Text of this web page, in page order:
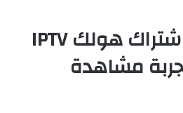
أفضل وأرخص اشتراك هولك IPTV
مشاهدة